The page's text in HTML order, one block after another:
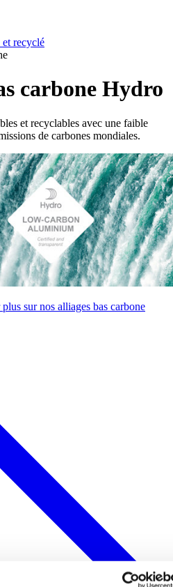
recyclé
carbone Hydro
et recyclables avec une faible
de carbones mondiales.
sur nos alliages bas carbone